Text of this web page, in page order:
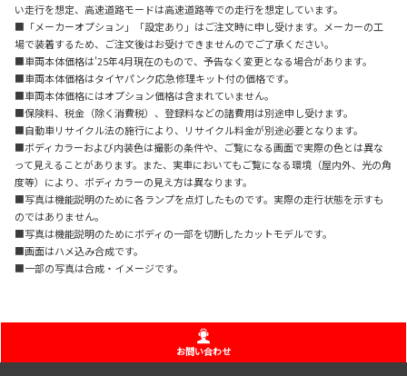
い走行を想定、高速道路モードは高速道路等での走行を想定しています。
■「メーカーオプション」「設定あり」はご注文時に申し受けます。メーカーの工
場で装着するため、ご注文後はお受けできませんのでご了承ください。
■車両本体価格は'25年4月現在のもので、予告なく変更となる場合があります。
■車両本体価格はタイヤパンク応急修理キット付の価格です。
■車両本体価格にはオプション価格は含まれていません。
■保険料、税金（除く消費税）、登録料などの諸費用は別途申し受けます。
■自動車リサイクル法の施行により、リサイクル料金が別途必要となります。
■ボディカラーおよび内装色は撮影の条件や、ご覧になる画面で実際の色とは異な
って見えることがあります。また、実車においてもご覧になる環境（屋内外、光の角
度等）により、ボディカラーの見え方は異なります。
■写真は機能説明のために各ランプを点灯したものです。実際の走行状態を示すも
のではありません。
■写真は機能説明のためにボディの一部を切断したカットモデルです。
■画面はハメ込み合成です。
■一部の写真は合成・イメージです。
お問い合わせ